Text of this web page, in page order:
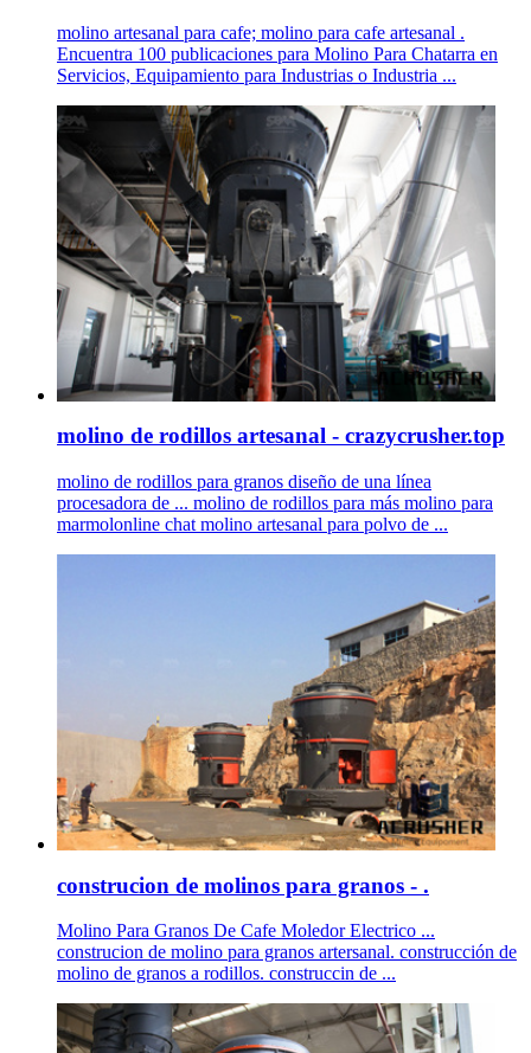
molino artesanal para cafe; molino para cafe artesanal .
Encuentra 100 publicaciones para Molino Para Chatarra en
Servicios, Equipamiento para Industrias o Industria ...
molino de rodillos artesanal - crazycrusher.top
molino de rodillos para granos diseño de una línea
procesadora de ... molino de rodillos para más molino para
marmolonline chat molino artesanal para polvo de ...
construcion de molinos para granos - .
Molino Para Granos De Cafe Moledor Electrico ...
construcion de molino para granos artersanal. construcción de
molino de granos a rodillos. construccin de ...